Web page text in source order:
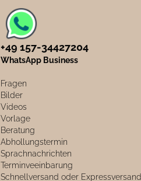
+49 157-34427204​
WhatsApp Business
Fragen
Bilder
Videos
Vorlage
Beratung
Abhollungstermin
Sprachnachrichten
Terminveeinbarung
Schnellversand oder Expressversand